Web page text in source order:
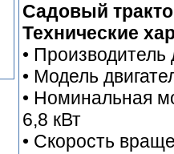
Садовый
Технические
• Производитель
• Модель
• Номинальная
6,8 кВт
• Скорость